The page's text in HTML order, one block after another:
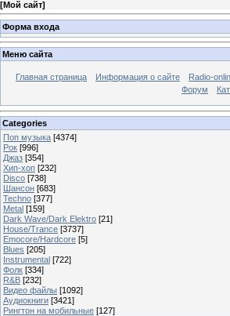
[Мой сайт]
Форма входа
Меню сайта
Главная страница Информация о сайте Radio-
Форум
Categories
Поп музыка [4374]
Рок [996]
Джаз [354]
Хип-хоп [232]
Disco [738]
Шансон [683]
Techno [377]
Metal [159]
Dark Wave/Dark Elektro [21]
House/Trance [3737]
Emocore/Hardcore [5]
Blues [205]
Instrumental [722]
Фолк [334]
R&B [232]
Видео файлы [1092]
Аудиокниги [3421]
Рингтон на мобильные [127]